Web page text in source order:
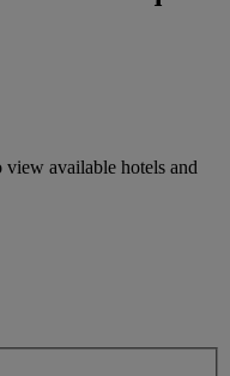
available hotels and